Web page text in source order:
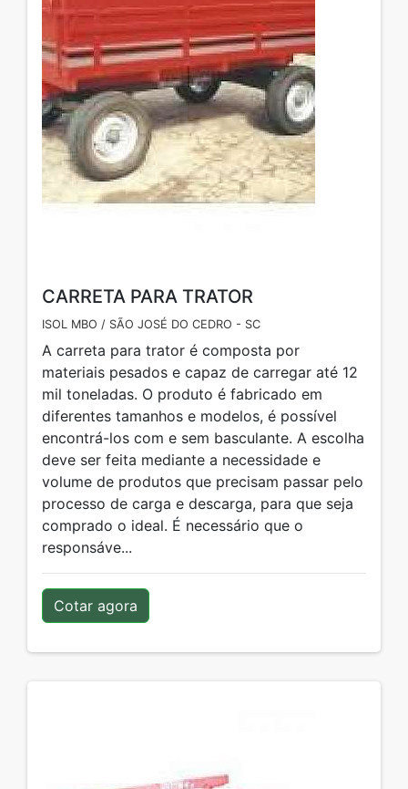
CARRETA PARA TRATOR
ISOL MBO / SÃO JOSÉ DO CEDRO - SC
A carreta para trator é composta por
materiais pesados e capaz de carregar até 12
mil toneladas. O produto é fabricado em
diferentes tamanhos e modelos, é possível
encontrá-los com e sem basculante. A escolha
deve ser feita mediante a necessidade e
volume de produtos que precisam passar pelo
processo de carga e descarga, para que seja
comprado o ideal. É necessário que o
responsáve...
Cotar agora